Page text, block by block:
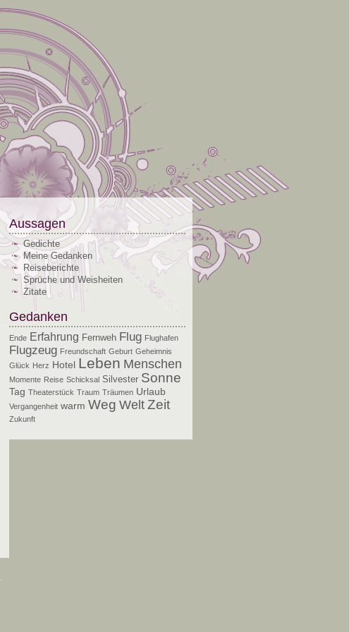
Aussagen
Gedichte
Meine Gedanken
Reiseberichte
Sprüche und Weisheiten
Zitate
Gedanken
Ende Erfahrung Fernweh Flug Flughafen
Flugzeug Freundschaft Geburt Geheimnis
Glück Herz Hotel Leben Menschen
Momente Reise Schicksal Silvester Sonne
Tag Theaterstück Traum Träumen Urlaub
Vergangenheit warm Weg Welt Zeit
Zukunft
.